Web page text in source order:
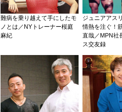
難病を乗り越えて手にしたモ
ノとは／NYトレーナー桜庭
麻紀
ジュニアアス
情熱を注ぐ！
直哉／MPN社
ス交友録